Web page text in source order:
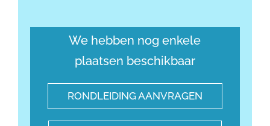
We hebben nog enkele
RONDLEIDING AANVRAGEN
plaatsen beschikbaar